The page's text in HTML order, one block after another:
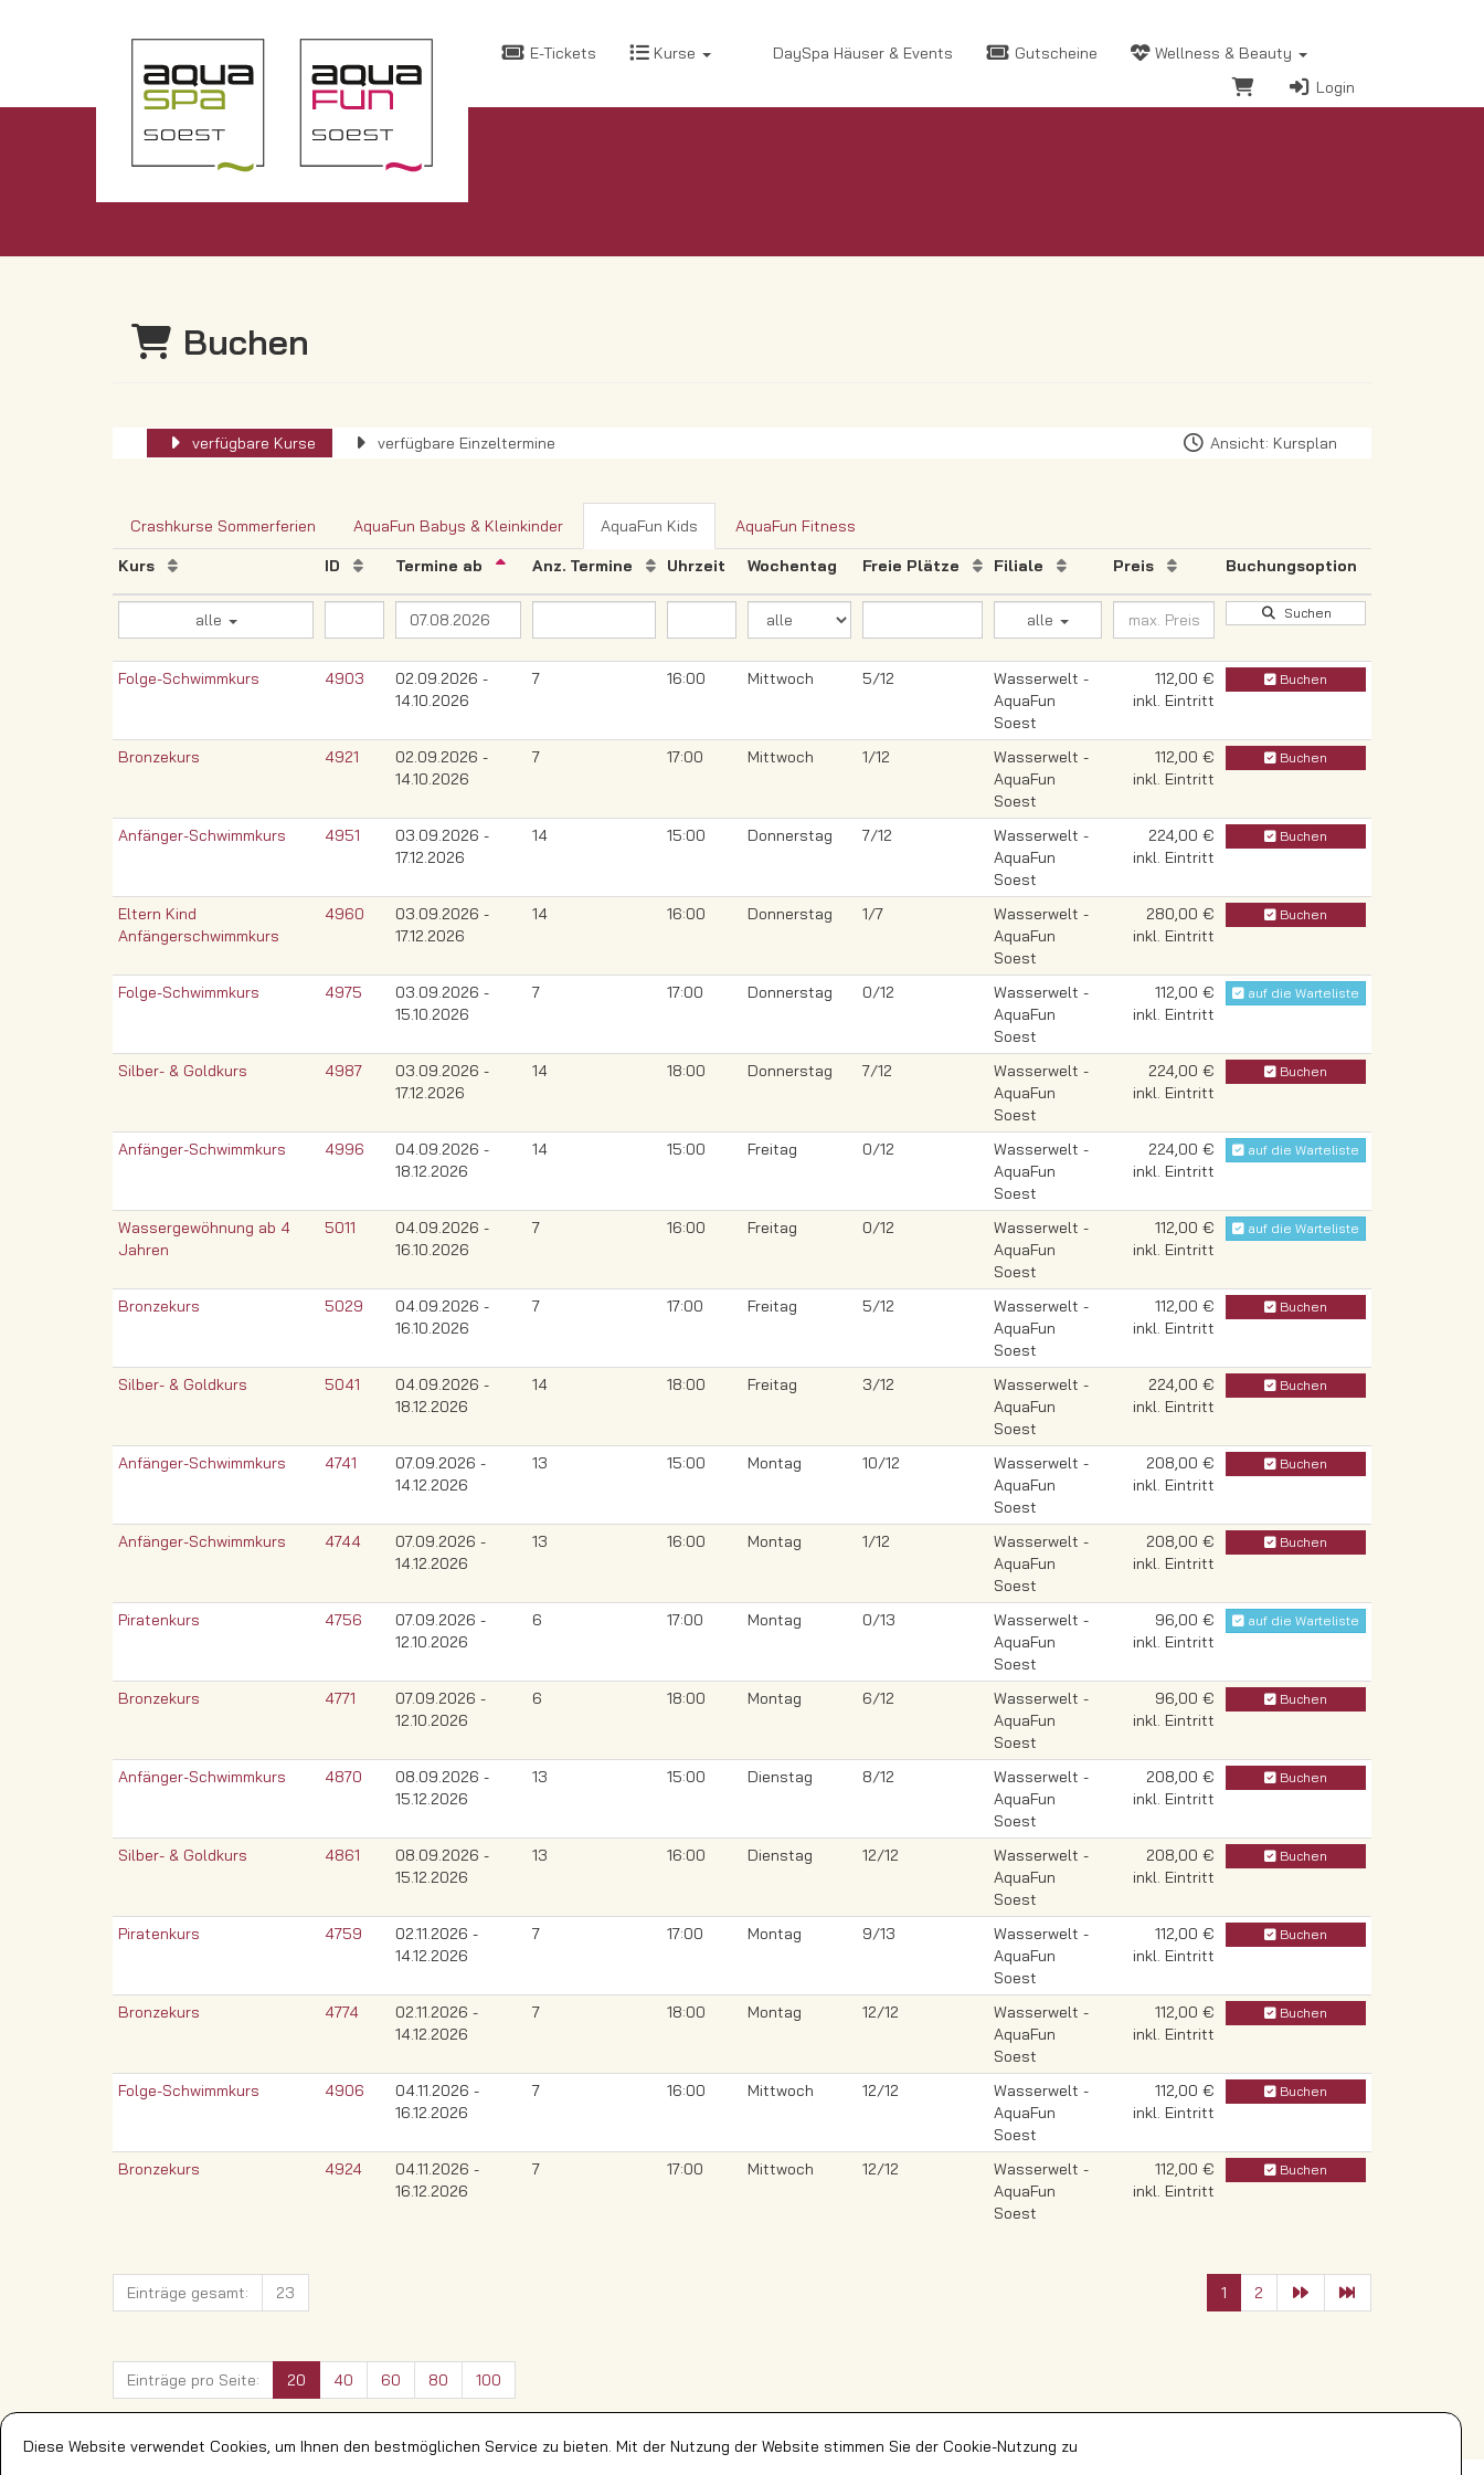
E-Tickets Kurse DaySpa Häuser & Events Gutscheine
Wellness & Beauty
Login
Buchen
verfügbare Kurse verfügbare Einzeltermine Ansicht: Kursplan
Crashkurse Sommerferien AquaFun Babys & Kleinkinder AquaFun Kids
AquaFun Fitness
Kurs
ID Termine ab Anz. Termine Uhrzeit Wochentag Freie Plätze Filiale Preis Buchungsoption
alle alle Suchen
Folge-Schwimmkurs 4903
02.09.2026 -
14.10.2026
7 16:00 Mittwoch 5/12
Wasserwelt -
AquaFun
Soest
112,00 €
inkl. Eintritt
Buchen
Bronzekurs 4921
02.09.2026 -
14.10.2026
7 17:00 Mittwoch 1/12
Wasserwelt -
AquaFun
Soest
112,00 €
inkl. Eintritt
Buchen
Anfänger-Schwimmkurs 4951
03.09.2026 -
17.12.2026
14 15:00 Donnerstag 7/12
Wasserwelt -
AquaFun
Soest
224,00 €
inkl. Eintritt
Buchen
Eltern Kind
Anfängerschwimmkurs
4960
03.09.2026 -
17.12.2026
14 16:00 Donnerstag 1/7
Wasserwelt -
AquaFun
Soest
280,00 €
inkl. Eintritt
Buchen
Folge-Schwimmkurs 4975
03.09.2026 -
15.10.2026
7 17:00 Donnerstag 0/12
Wasserwelt -
AquaFun
Soest
112,00 €
inkl. Eintritt
auf die Warteliste
Silber- & Goldkurs 4987
03.09.2026 -
17.12.2026
14 18:00 Donnerstag 7/12
Wasserwelt -
AquaFun
Soest
224,00 €
inkl. Eintritt
Buchen
Anfänger-Schwimmkurs 4996
04.09.2026 -
18.12.2026
14 15:00 Freitag 0/12
Wasserwelt -
AquaFun
Soest
224,00 €
inkl. Eintritt
auf die Warteliste
Wassergewöhnung ab 4
Jahren
5011
04.09.2026 -
16.10.2026
7 16:00 Freitag 0/12
Wasserwelt -
AquaFun
Soest
112,00 €
inkl. Eintritt
auf die Warteliste
Bronzekurs 5029
04.09.2026 -
16.10.2026
7 17:00 Freitag 5/12
Wasserwelt -
AquaFun
Soest
112,00 €
inkl. Eintritt
Buchen
Silber- & Goldkurs 5041
04.09.2026 -
18.12.2026
14 18:00 Freitag 3/12
Wasserwelt -
AquaFun
Soest
224,00 €
inkl. Eintritt
Buchen
Anfänger-Schwimmkurs 4741
07.09.2026 -
14.12.2026
13 15:00 Montag 10/12
Wasserwelt -
AquaFun
Soest
208,00 €
inkl. Eintritt
Buchen
Anfänger-Schwimmkurs 4744
07.09.2026 -
14.12.2026
13 16:00 Montag 1/12
Wasserwelt -
AquaFun
Soest
208,00 €
inkl. Eintritt
Buchen
Piratenkurs 4756
07.09.2026 -
12.10.2026
6 17:00 Montag 0/13
Wasserwelt -
AquaFun
Soest
96,00 €
inkl. Eintritt
auf die Warteliste
Bronzekurs 4771
07.09.2026 -
12.10.2026
6 18:00 Montag 6/12
Wasserwelt -
AquaFun
Soest
96,00 €
inkl. Eintritt
Buchen
Anfänger-Schwimmkurs 4870
08.09.2026 -
15.12.2026
13 15:00 Dienstag 8/12
Wasserwelt -
AquaFun
Soest
208,00 €
inkl. Eintritt
Buchen
Silber- & Goldkurs 4861
08.09.2026 -
15.12.2026
13 16:00 Dienstag 12/12
Wasserwelt -
AquaFun
Soest
208,00 €
inkl. Eintritt
Buchen
Piratenkurs 4759
02.11.2026 -
14.12.2026
7 17:00 Montag 9/13
Wasserwelt -
AquaFun
Soest
112,00 €
inkl. Eintritt
Buchen
Bronzekurs 4774
02.11.2026 -
14.12.2026
7 18:00 Montag 12/12
Wasserwelt -
AquaFun
Soest
112,00 €
inkl. Eintritt
Buchen
Folge-Schwimmkurs 4906
04.11.2026 -
16.12.2026
7 16:00 Mittwoch 12/12
Wasserwelt -
AquaFun
Soest
112,00 €
inkl. Eintritt
Buchen
Bronzekurs 4924
04.11.2026 -
16.12.2026
7 17:00 Mittwoch 12/12
Wasserwelt -
AquaFun
Soest
112,00 €
inkl. Eintritt
Buchen
1 2
Einträge gesamt: 23
Einträge pro Seite: 20 40 60 80 100
Diese Website verwendet Cookies, um Ihnen den bestmöglichen Service zu bieten. Mit der Nutzung der Website stimmen Sie der Cookie-Nutzung zu